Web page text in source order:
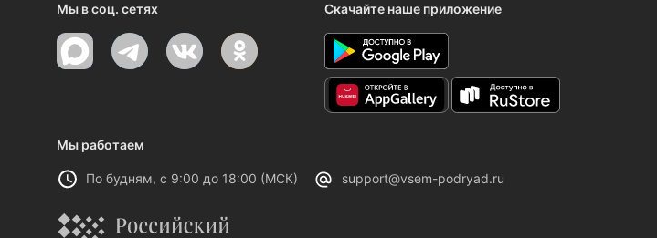
Мы в соц. сетях Скачайте наше приложение
Мы работаем
По будням, с 9:00 до 18:00 (МСК) support@vsem-podryad.ru